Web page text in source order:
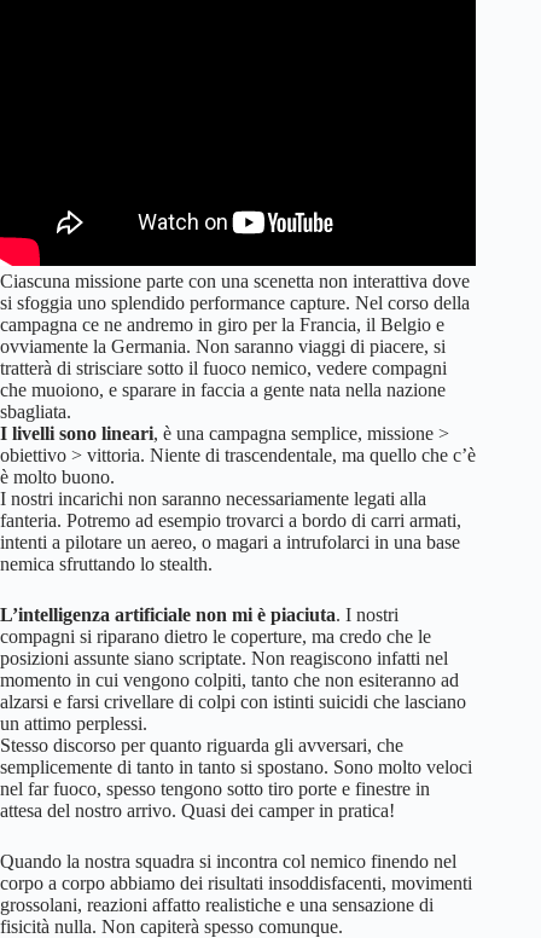
Ciascuna missione parte con una scenetta non interattiva dove
si sfoggia uno splendido performance capture. Nel corso della
campagna ce ne andremo in giro per la Francia, il Belgio e
ovviamente la Germania. Non saranno viaggi di piacere, si
tratterà di strisciare sotto il fuoco nemico, vedere compagni
che muoiono, e sparare in faccia a gente nata nella nazione
sbagliata.
I livelli sono lineari, è una campagna semplice, missione >
obiettivo > vittoria. Niente di trascendentale, ma quello che c’è
è molto buono.
I nostri incarichi non saranno necessariamente legati alla
fanteria. Potremo ad esempio trovarci a bordo di carri armati,
intenti a pilotare un aereo, o magari a intrufolarci in una base
nemica sfruttando lo stealth.
L’intelligenza artificiale non mi è piaciuta. I nostri
compagni si riparano dietro le coperture, ma credo che le
posizioni assunte siano scriptate. Non reagiscono infatti nel
momento in cui vengono colpiti, tanto che non esiteranno ad
alzarsi e farsi crivellare di colpi con istinti suicidi che lasciano
un attimo perplessi.
Stesso discorso per quanto riguarda gli avversari, che
semplicemente di tanto in tanto si spostano. Sono molto veloci
nel far fuoco, spesso tengono sotto tiro porte e finestre in
attesa del nostro arrivo. Quasi dei camper in pratica!
Quando la nostra squadra si incontra col nemico finendo nel
corpo a corpo abbiamo dei risultati insoddisfacenti, movimenti
grossolani, reazioni affatto realistiche e una sensazione di
fisicità nulla. Non capiterà spesso comunque.